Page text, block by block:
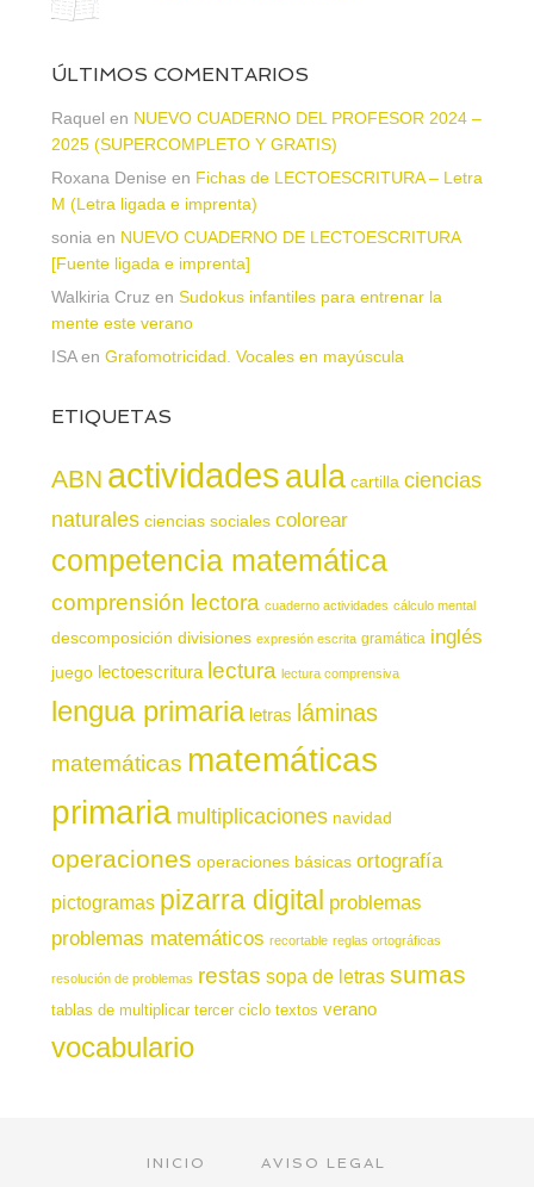
ÚLTIMOS COMENTARIOS
Raquel en NUEVO CUADERNO DEL PROFESOR 2024 –
2025 (SUPERCOMPLETO Y GRATIS)
Roxana Denise en Fichas de LECTOESCRITURA – Letra
M (Letra ligada e imprenta)
sonia en NUEVO CUADERNO DE LECTOESCRITURA
[Fuente ligada e imprenta]
Walkiria Cruz en Sudokus infantiles para entrenar la
mente este verano
ISAen Grafomotricidad. Vocales en mayúscula
ETIQUETAS
ABN actividadesaula cartilla ciencias
naturales ciencias sociales colorear
competencia matemática
comprensión lectora cuaderno actividades cálculo mental
descomposición divisiones expresión escrita gramática inglés
juego lectoescritura lectura lectura comprensiva
lengua primaria letras láminas
matemáticas matemáticas
primaria multiplicaciones navidad
operaciones operaciones básicas ortografía
pictogramas pizarra digital problemas
problemas matemáticos recortable reglas ortográficas
resolución de problemas restas sopa de letras sumas
tablas de multiplicar tercer ciclo textos verano
vocabulario
INICIO AVISO LEGAL